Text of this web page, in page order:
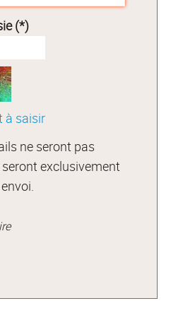
(*)
à saisir
ne seront pas
exclusivement